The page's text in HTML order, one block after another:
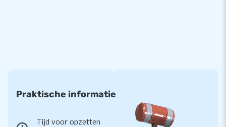
JB Inflatables – voor elke spelsensatie
Met JB Inflatables kies je voor kwaliteit, betrouwbaarheid en
Praktische informatie
Tijd voor opzetten